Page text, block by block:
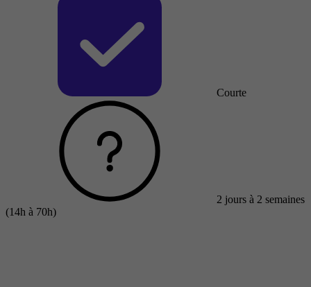
Courte
2 jours à 2 semaines
(14h à 70h)